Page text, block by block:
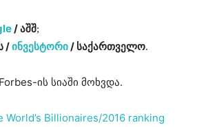
/აშშ;
/ინვესტორი / საქართველო.
ის სიაში მოხვდა.
Billionaires/2016 ranking